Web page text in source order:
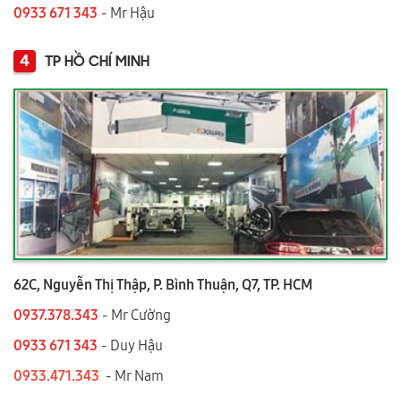
0933 671 343 - Mr Hậu
4 TP HỒ CHÍ MINH
62C, Nguyễn Thị Thập, P. Bình Thuận, Q7, TP. HCM
0937.378.343 - Mr Cường
0933 671 343 - Duy Hậu
0933.471.343 - Mr Nam